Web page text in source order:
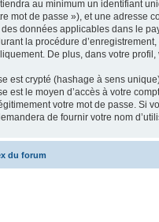
au minimum un identifiant
mot de passe »), et une adresse
données applicables dans le
la procédure
De plus, dans votre
est crypté (hashage à sens
est le moyen d’accès à votre
votre mot de passe. Si
de fournir votre nom
du forum